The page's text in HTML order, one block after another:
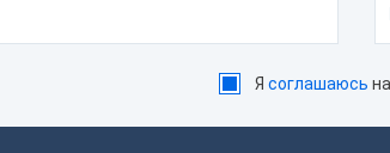
Я соглашаюсь